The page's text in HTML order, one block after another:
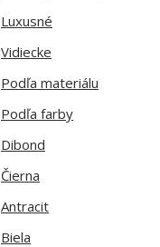
Luxusné
Vidiecke
Podľa materiálu
Podľa farby
Dibond
Čierna
Antracit
Biela